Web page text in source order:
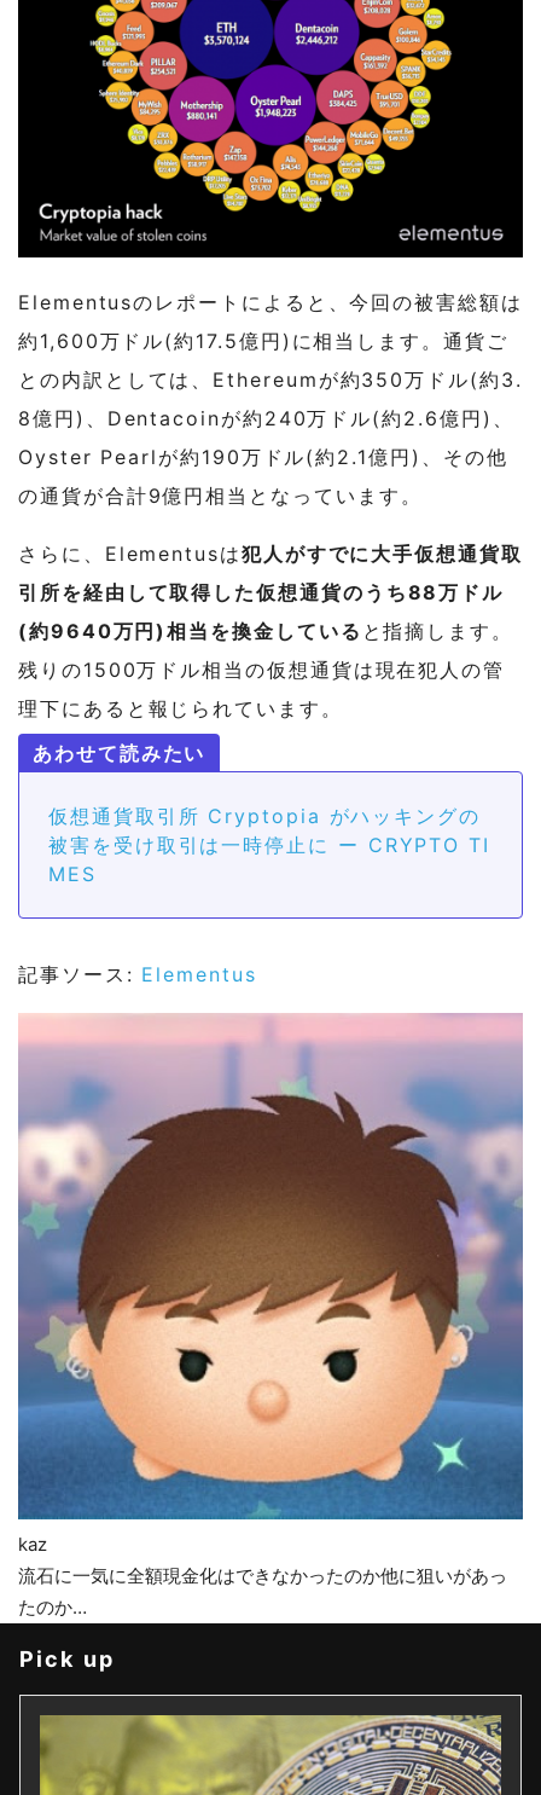
Elementusのレポートによると、今回の被害総額は
約1,600万ドル(約17.5億円)に相当します。通貨ご
との内訳としては、Ethereumが約350万ドル(約3.
8億円)、Dentacoinが約240万ドル(約2.6億円)、
Oyster Pearlが約190万ドル(約2.1億円)、その他
の通貨が合計9億円相当となっています。
さらに、Elementusは犯人がすでに大手仮想通貨取
引所を経由して取得した仮想通貨のうち88万ドル
(約9640万円)相当を換金している と指摘します。
残りの1500万ドル相当の仮想通貨は現在犯人の管
理下にあると報じられています。
仮想通貨取引所 Cryptopia がハッキングの
被害を受け取引は一時停止に ー CRYPTO TI
MES
記事ソース: Elementus
kaz
流石に一気に全額現金化はできなかったのか他に狙いがあっ
たのか…
Pick up